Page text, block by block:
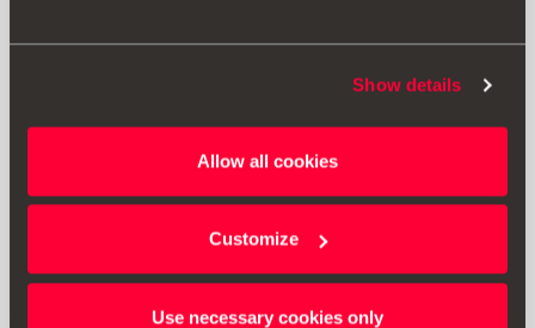
Show details
Allow all cookies
Customize
Use necessary cookies only
Προϊόν
μετακινήσεις σου αλλά και τις ειδικές αποστολές σου. Με
ασφαλείς και θα κάνουν τον παραλήπτη χαρούμενο.